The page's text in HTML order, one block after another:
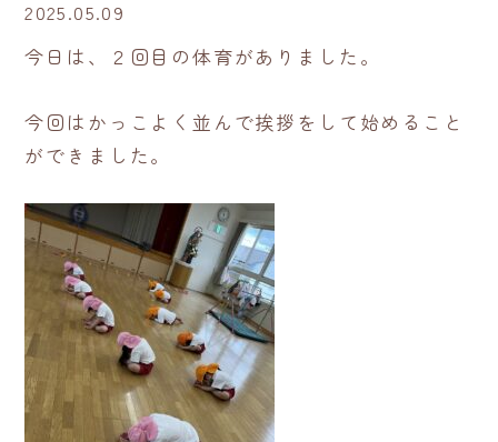
2025.05.09
今日は、２回目の体育がありました。
今回はかっこよく並んで挨拶をして始めること
ができました。